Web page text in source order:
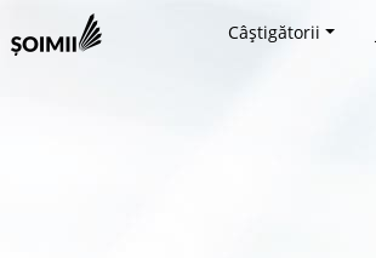
Câștigătorii